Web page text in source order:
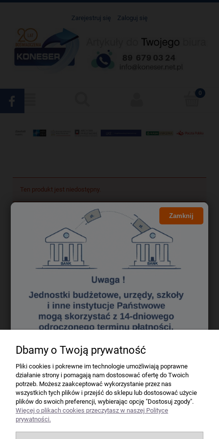
Zarejestruj się Zaloguj się
Ten produkt jest niedostępny.
Darmowa dostawa
Darmowa dostawa (Kurier - Przelew bankowy) już od 300,00 zł.
Wartość zakupów
16,40 zł
50 - 100 zł
12,70 zł
100 - 200 zł
9,80 zł
200 - 300 zł
7,60 zł
powyżej 300 zł
GRATIS
Firma
Bindownice wg producentów
Niszczarki wg producentów
Dbamy o Twoją prywatność
Pliki cookies i pokrewne im technologie umożliwiają poprawne
działanie strony i pomagają nam dostosować ofertę do Twoich
potrzeb. Możesz zaakceptować wykorzystanie przez nas
wszystkich tych plików i przejść do sklepu lub dostosować użycie
plików do swoich preferencji, wybierając opcję "Dostosuj zgody".
Więcej o plikach cookies przeczytasz w naszej Polityce
prywatności.
Zamknij